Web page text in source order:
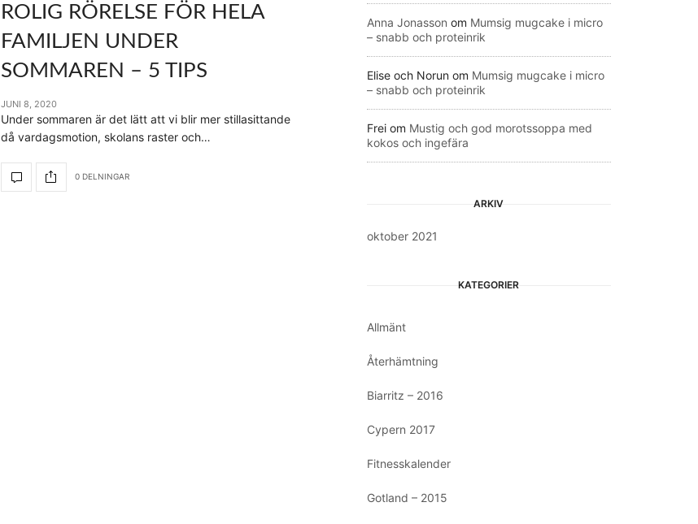
ROLIG RÖRELSE FÖR HELA
FAMILJEN UNDER
SOMMAREN – 5 TIPS
JUNI 8, 2020
Under sommaren är det lätt att vi blir mer stillasittande
då vardagsmotion, skolans raster och…
0 DELNINGAR
Anna Jonasson om Mumsig mugcake i micro
– snabb och proteinrik
Elise och Norun om Mumsig mugcake i micro
– snabb och proteinrik
Frei om Mustig och god morotssoppa med
kokos och ingefära
ARKIV
oktober 2021
KATEGORIER
Allmänt
Återhämtning
Biarritz – 2016
Cypern 2017
Fitnesskalender
Gotland – 2015